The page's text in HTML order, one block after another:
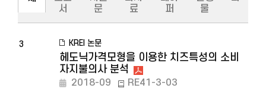
서
문
료
퍼
물
3 KREI 논문
헤도닉가격모형을 이용한 치즈특성의 소비
자지불의사 분석
2018-09
RE41-3-03